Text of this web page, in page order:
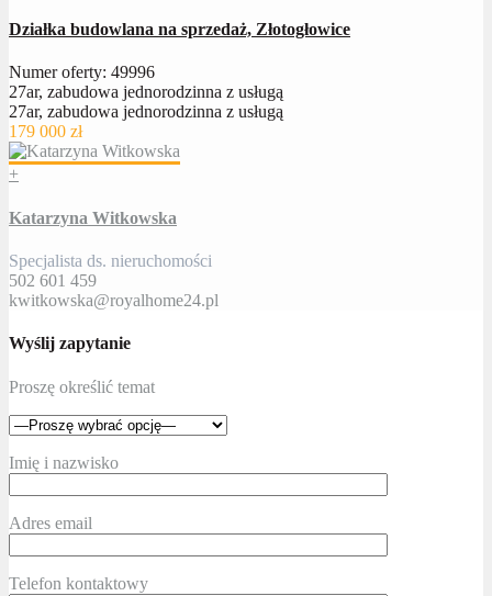
Działka budowlana na sprzedaż, Złotogłowice
Numer oferty: 49996
27ar, zabudowa jednorodzinna z usługą
27ar, zabudowa jednorodzinna z usługą
179 000 zł
+
Katarzyna Witkowska
Specjalista ds. nieruchomości
502 601 459
kwitkowska@royalhome24.pl
Wyślij zapytanie
Proszę określić temat
Imię i nazwisko
Adres email
Telefon kontaktowy